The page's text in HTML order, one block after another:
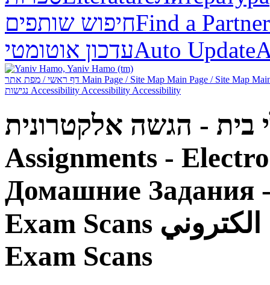
חיפוש שותפיםFind a Partner
עדכון אוטומטיAuto Update
Main Page / Site Map Main Page / Site Map
Accessibility Accessibility Accessibility
Assignments -
Домашние Задания
Exam Scans -
Exam Scans